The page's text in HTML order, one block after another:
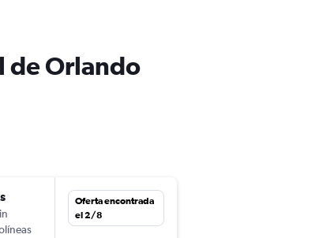
de Orlando
Oferta encontrada
el 2/8